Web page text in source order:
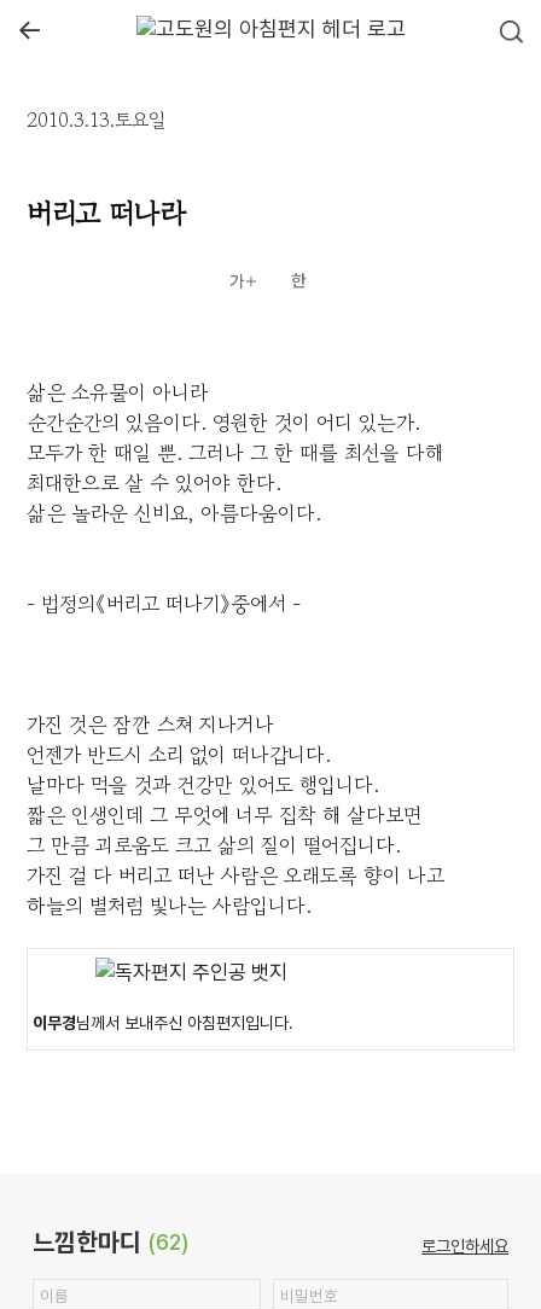
←
2010.3.13.토요일
버리고 떠나라
삶은 소유물이 아니라
순간순간의 있음이다. 영원한 것이 어디 있는가.
모두가 한 때일 뿐. 그러나 그 한 때를 최선을 다해
최대한으로 살 수 있어야 한다.
삶은 놀라운 신비요, 아름다움이다.
- 법정의《버리고 떠나기》중에서 -
가진 것은 잠깐 스쳐 지나거나
언젠가 반드시 소리 없이 떠나갑니다.
날마다 먹을 것과 건강만 있어도 행입니다.
짧은 인생인데 그 무엇에 너무 집착 해 살다보면
그 만큼 괴로움도 크고 삶의 질이 떨어집니다.
가진 걸 다 버리고 떠난 사람은 오래도록 향이 나고
하늘의 별처럼 빛나는 사람입니다.
이무경님께서 보내주신 아침편지입니다.
느낌한마디 (62) 로그인하세요